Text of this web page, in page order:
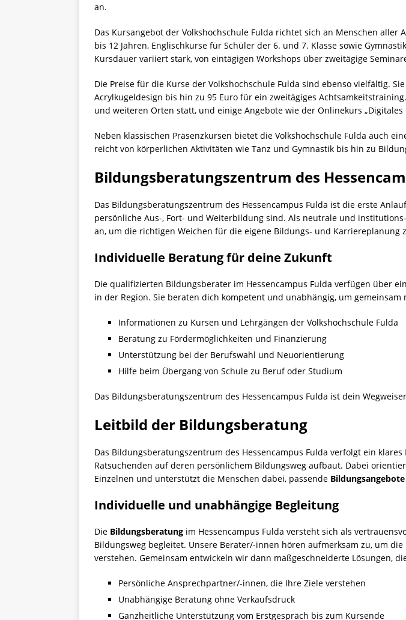
an.
Das Kursangebot der Volkshochschule Fulda richtet sich an Menschen
bis 12 Jahren, Englischkurse für Schüler der 6. und 7. Klasse sowie
Kursdauer variiert stark, von eintägigen Workshops über zweitägige
Die Preise für die Kurse der Volkshochschule Fulda sind ebenso vielfältig.
Acrylkugeldesign bis hin zu 95 Euro für ein zweitägiges
und weiteren Orten statt, und einige Angebote wie der Onlinekurs
Neben klassischen Präsenzkursen bietet die Volkshochschule Fulda auch
reicht von körperlichen Aktivitäten wie Tanz und Gymnastik bis hin zu
Bildungsberatungszentrum des
Das Bildungsberatungszentrum des Hessencampus Fulda ist die erste
persönliche Aus-, Fort- und Weiterbildung sind. Als neutrale und
an, um die richtigen Weichen für die eigene Bildungs- und Karriereplanung
Individuelle Beratung für deine Zukunft
Die qualifizierten Bildungsberater im Hessencampus Fulda verfügen über
in der Region. Sie beraten dich kompetent und unabhängig, um
Informationen zu Kursen und Lehrgängen der Volkshochschule Fulda
Beratung zu Fördermöglichkeiten und Finanzierung
Unterstützung bei der Berufswahl und Neuorientierung
Hilfe beim Übergang von Schule zu Beruf oder Studium
Das Bildungsberatungszentrum des Hessencampus Fulda ist dein
Leitbild der Bildungsberatung
Das Bildungsberatungszentrum des Hessencampus Fulda verfolgt ein
Ratsuchenden auf deren persönlichem Bildungsweg aufbaut. Dabei
Einzelnen und unterstützt die Menschen dabei, passende Bildungsangebote
Individuelle und unabhängige Begleitung
Die Bildungsberatung im Hessencampus Fulda versteht sich als
Bildungsweg begleitet. Unsere Berater/-innen hören aufmerksam zu, um
verstehen. Gemeinsam entwickeln wir dann maßgeschneiderte Lösungen,
Persönliche Ansprechpartner/-innen, die Ihre Ziele verstehen
Unabhängige Beratung ohne Verkaufsdruck
Ganzheitliche Unterstützung vom Erstgespräch bis zum Kursende